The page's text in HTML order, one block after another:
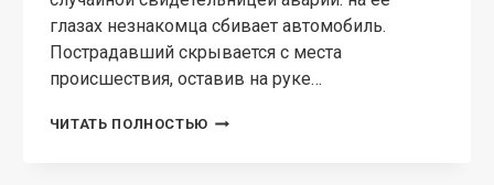
глазах незнакомца сбивает автомобиль.
Пострадавший скрывается с места
происшествия, оставив на руке…
ЧИТАТЬ ПОЛНОСТЬЮ ПОСЛЕДНИЙ